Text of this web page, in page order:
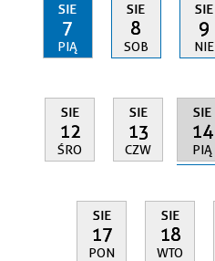
SIE
7
PIĄ
SIE
8
SOB
SIE
9
NIE
SIE
12
ŚRO
SIE
13
CZW
SIE
14
PIĄ
SIE
17
PON
SIE
18
WTO